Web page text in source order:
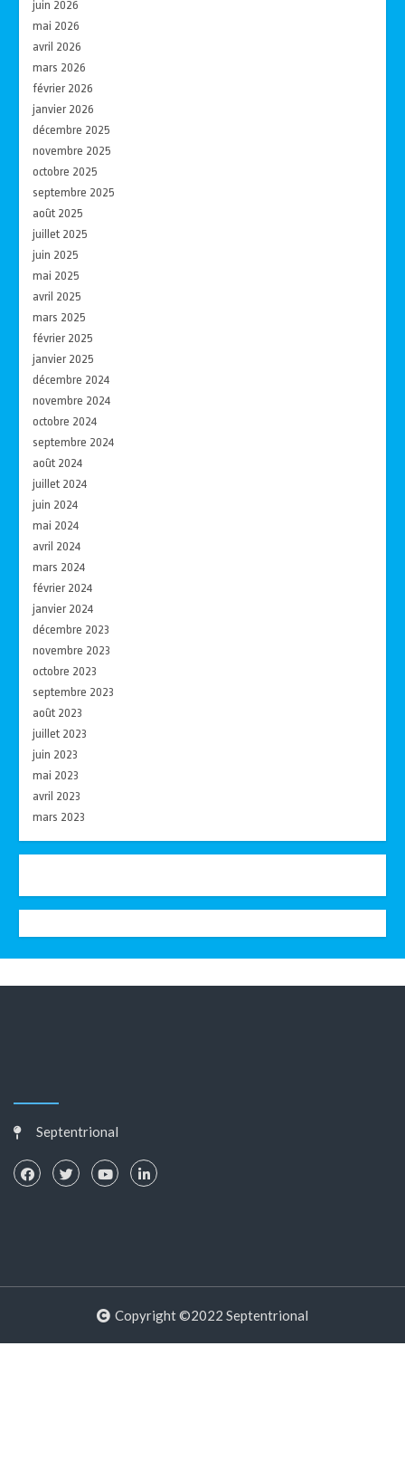
juin 2026
mai 2026
avril 2026
mars 2026
février 2026
janvier 2026
décembre 2025
novembre 2025
octobre 2025
septembre 2025
août 2025
juillet 2025
juin 2025
mai 2025
avril 2025
mars 2025
février 2025
janvier 2025
décembre 2024
novembre 2024
octobre 2024
septembre 2024
août 2024
juillet 2024
juin 2024
mai 2024
avril 2024
mars 2024
février 2024
janvier 2024
décembre 2023
novembre 2023
octobre 2023
septembre 2023
août 2023
juillet 2023
juin 2023
mai 2023
avril 2023
mars 2023
Septentrional
Copyright ©2022 Septentrional